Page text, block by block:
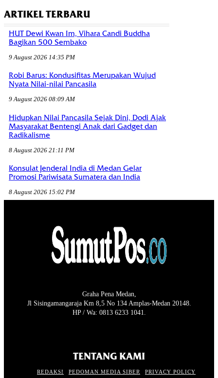
ARTIKEL TERBARU
HUT Dewi Kwan Im, Vihara Candi Buddha
Bagikan 500 Sembako
9 August 2026 14:35 PM
Robi Barus: Kondusifitas Merupakan Wujud
Nyata Nilai-nilai Pancasila
9 August 2026 08:09 AM
Hidupkan Nilai Pancasila Sejak Dini, Dodi Ajak
Masyarakat Bentengi Anak dari Gadget dan
Radikalisme
8 August 2026 21:11 PM
Konsulat Jenderal India di Medan Gelar
Promosi Pariwisata Sumatera dan India
8 August 2026 15:02 PM
Graha Pena Medan,
Jl Sisingamangaraja Km 8,5 No 134 Amplas-Medan 20148.
HP / Wa: 0813 6233 1041.
TENTANG KAMI
REDAKSI PEDOMAN MEDIA SIBER
PRIVACY POLICY